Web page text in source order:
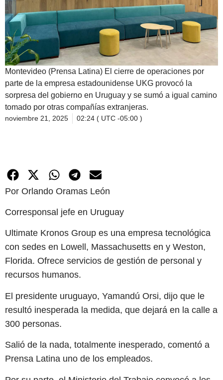
Montevideo (Prensa Latina) El cierre de operaciones por
parte de la empresa estadounidense UKG provocó la
sorpresa del gobierno en Uruguay y se sumó a igual camino
tomado por otras compañías extranjeras.
noviembre 21, 2025 02:24 ( UTC -05:00 )
Por Orlando Oramas León
Corresponsal jefe en Uruguay
Ultimate Kronos Group es una empresa tecnológica
con sedes en Lowell, Massachusetts en y Weston,
Florida. Ofrece servicios de gestión de personal y
recursos humanos.
El presidente uruguayo, Yamandú Orsi, dijo que le
resultó inesperada la medida, que dejará en la calle a
300 personas.
Salió de la nada, totalmente inesperado, comentó a
Prensa Latina uno de los empleados.